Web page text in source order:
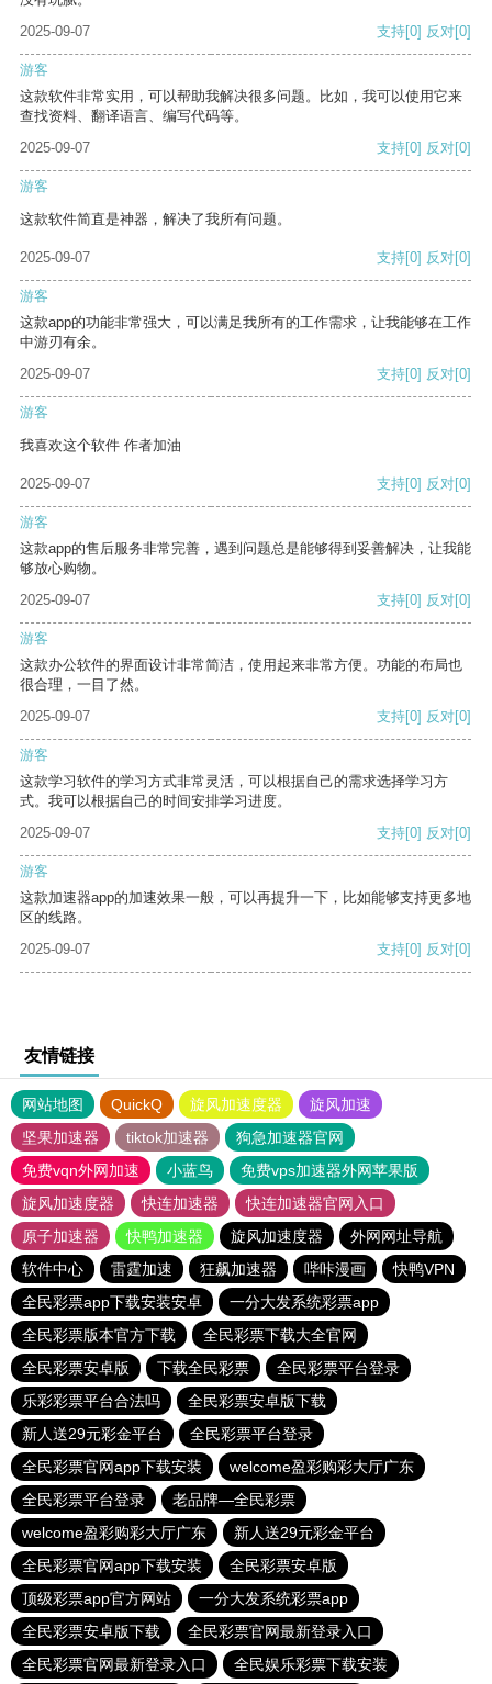
2025-09-07
支持[0] 反对[0]
游客
这款软件非常实用，可以帮助我解决很多问题。比如，我可以使用它来
查找资料、翻译语言、编写代码等。
2025-09-07
支持[0] 反对[0]
游客
这款软件简直是神器，解决了我所有问题。
2025-09-07 支持[0] 反对[0]
游客
这款app的功能非常强大，可以满足我所有的工作需求，让我能够在工作
中游刃有余。
2025-09-07
支持[0] 反对[0]
游客
我喜欢这个软件 作者加油
2025-09-07 支持[0] 反对[0]
游客
这款app的售后服务非常完善，遇到问题总是能够得到妥善解决，让我能
够放心购物。
2025-09-07
支持[0] 反对[0]
游客
这款办公软件的界面设计非常简洁，使用起来非常方便。功能的布局也
很合理，一目了然。
2025-09-07
支持[0] 反对[0]
游客
这款学习软件的学习方式非常灵活，可以根据自己的需求选择学习方
式。我可以根据自己的时间安排学习进度。
2025-09-07
支持[0] 反对[0]
游客
这款加速器app的加速效果一般，可以再提升一下，比如能够支持更多地
区的线路。
2025-09-07
支持[0] 反对[0]
友情链接
网站地图 QuickQ 旋风加速度器
旋风加速
坚果加速器
tiktok加速器
狗急加速器官网
免费vqn外网加速
小蓝鸟
免费vps加速器外网苹果版
旋风加速度器
快连加速器
快连加速器官网入口
原子加速器
快鸭加速器 旋风加速度器
外网网址导航
软件中心
雷霆加速 狂飙加速器 哔咔漫画
快鸭VPN
全民彩票app下载安装安卓
一分大发系统彩票app
全民彩票版本官方下载
全民彩票下载大全官网
全民彩票安卓版
下载全民彩票
全民彩票平台登录
乐彩彩票平台合法吗
全民彩票安卓版下载
新人送29元彩金平台
全民彩票平台登录
全民彩票官网app下载安装
welcome盈彩购彩大厅广东
全民彩票平台登录
老品牌—全民彩票
welcome盈彩购彩大厅广东
新人送29元彩金平台
全民彩票官网app下载安装
全民彩票安卓版
顶级彩票app官方网站
一分大发系统彩票app
全民彩票安卓版下载
全民彩票官网最新登录入口
全民彩票官网最新登录入口
全民娱乐彩票下载安装